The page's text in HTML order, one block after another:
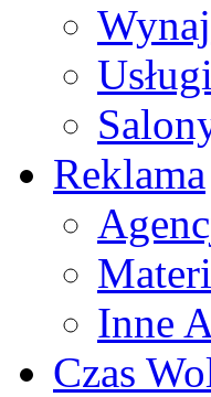
Reklama
Inne
Czas